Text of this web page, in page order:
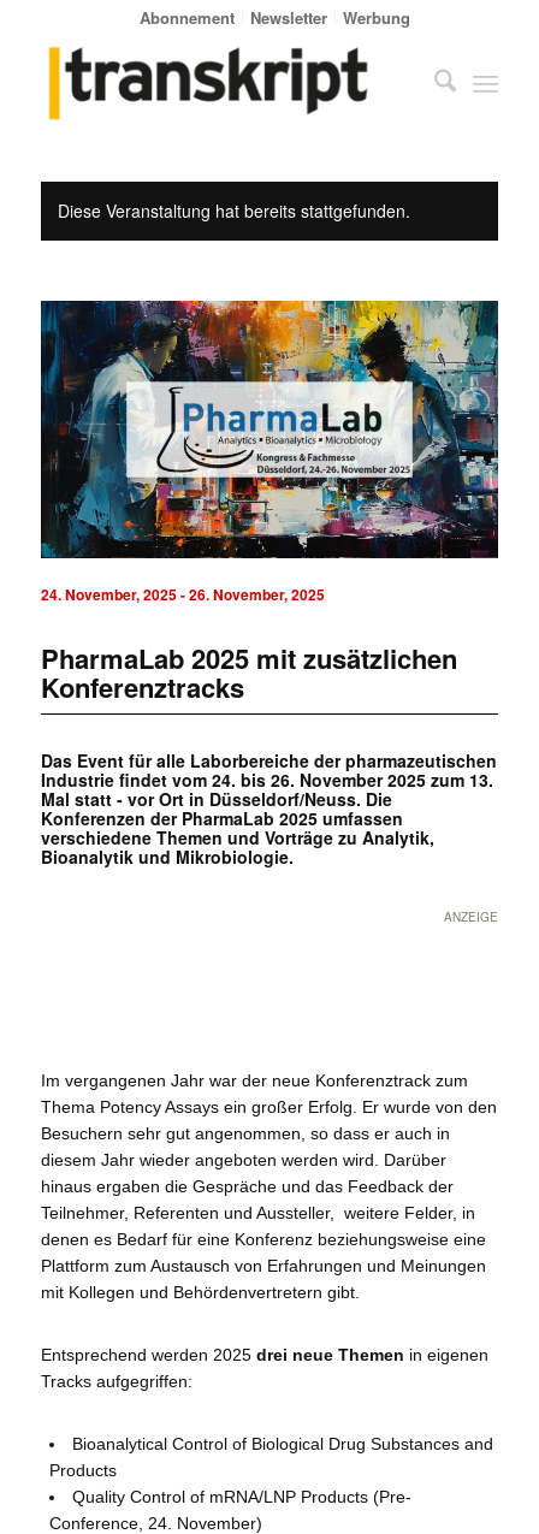
Abonnement Newsletter Werbung
Diese Veranstaltung hat bereits stattgefunden.
24. November, 2025-26. November, 2025
PharmaLab 2025 mit zusätzlichen
Konferenztracks
Das Event für alle Laborbereiche der pharmazeutischen
Industrie findet vom 24. bis 26. November 2025 zum 13.
Mal statt - vor Ort in Düsseldorf/Neuss. Die
Konferenzen der PharmaLab 2025 umfassen
verschiedene Themen und Vorträge zu Analytik,
Bioanalytik und Mikrobiologie.
ANZEIGE
Im vergangenen Jahr war der neue Konferenztrack zum
Thema Potency Assays ein großer Erfolg. Er wurde von den
Besuchern sehr gut angenommen, so dass er auch in
diesem Jahr wieder angeboten werden wird. Darüber
hinaus ergaben die Gespräche und das Feedback der
Teilnehmer, Referenten und Aussteller, weitere Felder, in
denen es Bedarf für eine Konferenz beziehungsweise eine
Plattform zum Austausch von Erfahrungen und Meinungen
mit Kollegen und Behördenvertretern gibt.
Entsprechend werden 2025 drei neue Themen in eigenen
Tracks aufgegriffen:
Bioanalytical Control of Biological Drug Substances and
Products
Quality Control of mRNA/LNP Products (Pre-
Conference, 24. November)